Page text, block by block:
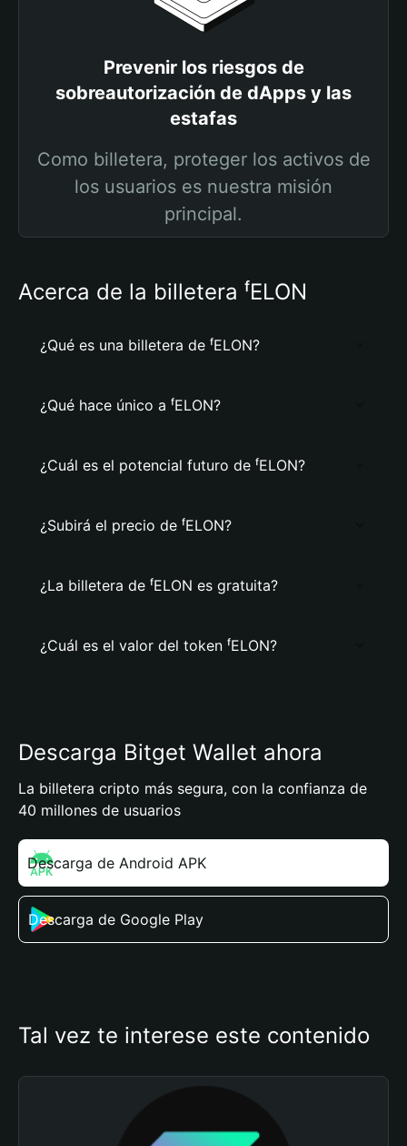
Prevenir los riesgos de
sobreautorización de dApps y las
estafas
Como billetera, proteger los activos de
los usuarios es nuestra misión
principal.
Acerca de la billetera ᶠELON
¿Qué es una billetera de ᶠELON?
¿Qué hace único a ᶠELON?
¿Cuál es el potencial futuro de ᶠELON?
¿Subirá el precio de ᶠELON?
¿La billetera de ᶠELON es gratuita?
¿Cuál es el valor del token ᶠELON?
Descarga Bitget Wallet ahora
La billetera cripto más segura, con la confianza de
40 millones de usuarios
Descarga de Android APK
Descarga de Google Play
Tal vez te interese este contenido